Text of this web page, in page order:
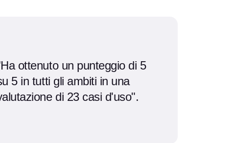
ottenuto un punteggio di 5
5 in tutti gli ambiti in una
di 23 casi d'uso".